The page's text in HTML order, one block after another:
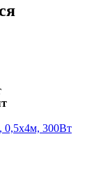
0,5х4м, 300Вт